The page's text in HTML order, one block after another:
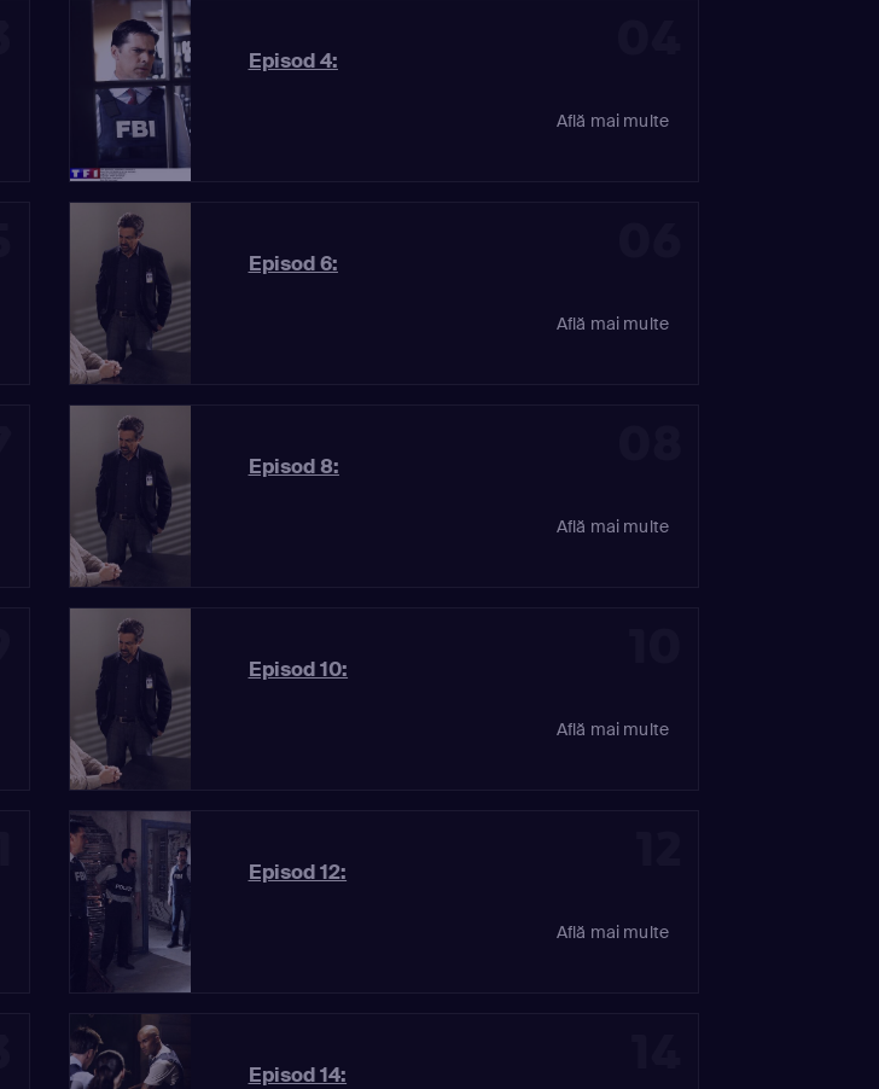
Episod 4:
Află mai multe
Episod 6:
Află mai multe
Episod 8:
Află mai multe
Episod 10:
Află mai multe
Episod 12:
Află mai multe
Episod 14: